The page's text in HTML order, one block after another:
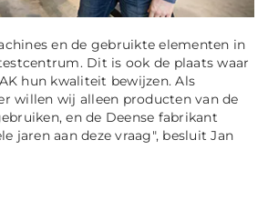
en de gebruikte elementen in
Dit is ook de plaats waar
hun kwaliteit bewijzen. Als
willen wij alleen producten van de
en de Deense fabrikant
jaren aan deze vraag", besluit Jan